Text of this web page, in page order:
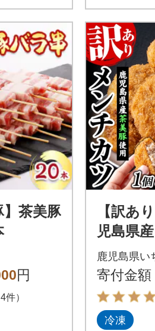
】茶美豚
円
件）
【訳あ
児島県
チカツ
ねぎ使用
鹿児島県い
寄付金額
冷凍